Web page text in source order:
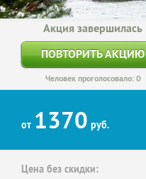
Акция завершилась
ПОВТОРИТЬ АКЦИЮ
Человек проголосовало: 0
от 1370 руб.
Цена без скидки: